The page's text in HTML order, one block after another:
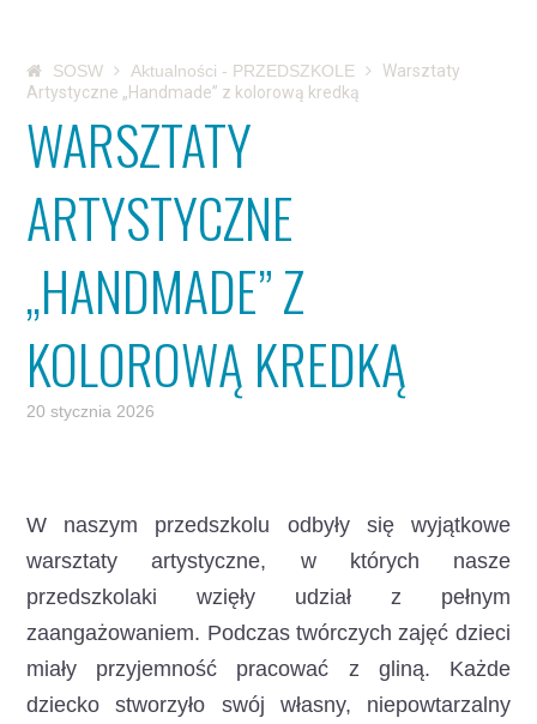
SOSW Aktualności - PRZEDSZKOLE
Warsztaty
Artystyczne „Handmade” z kolorową kredką
WARSZTATY
ARTYSTYCZNE
„HANDMADE” Z
KOLOROWĄ KREDKĄ
20 stycznia 2026
W naszym przedszkolu odbyły się wyjątkowe
warsztaty artystyczne, w których nasze
przedszkolaki wzięły udział z pełnym
zaangażowaniem. Podczas twórczych zajęć dzieci
miały przyjemność pracować z gliną. Każde
dziecko stworzyło swój własny, niepowtarzalny